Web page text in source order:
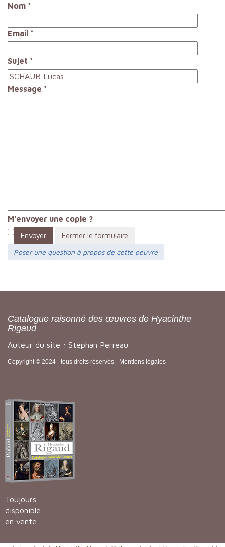
Nom *
Email *
Sujet *
Message *
M'envoyer une copie ?
Envoyer
Fermer le formulaire
Poser une question à propos de cette oeuvre
Catalogue raisonné des œuvres de Hyacinthe
Rigaud
Auteur du site : Stéphan Perreau
Copyright © 2024 - tous droits réservés - Mentions légales
Toujours
disponible
en vente